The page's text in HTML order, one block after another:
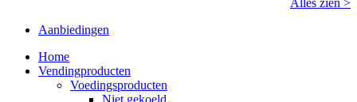
Alles zien >
Aanbiedingen
Home
Vendingproducten
Voedingsproducten
Niet gekoeld